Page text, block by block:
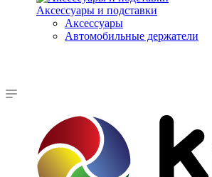
Аксессуары и подставки
Аксессуары
Автомобильные держатели